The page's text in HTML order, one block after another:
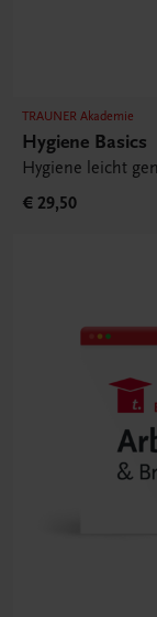
TRAUNER Akademie
Hygiene Basics
Hygiene leicht
€ 29,50